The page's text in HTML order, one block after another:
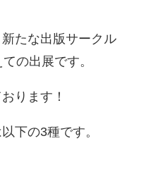
たな出版サークル
の出展です。
ります！
下の3種です。